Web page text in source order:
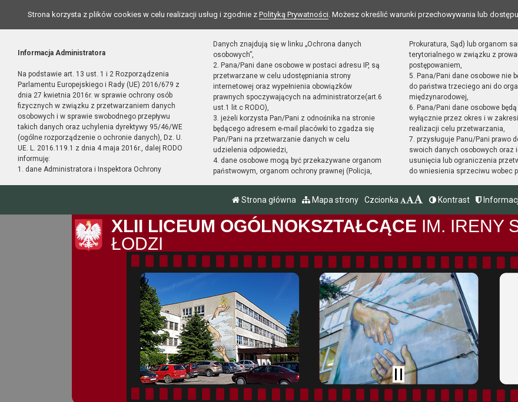
Strona korzysta z plików cookies w celu realizacji usług i zgodnie z Polityką Prywatności. Możesz określić warunki przechowywania lub
Informacja Administratora
Na podstawie art. 13 ust. 1 i 2 Rozporządzenia
Parlamentu Europejskiego i Rady (UE) 2016/679 z
dnia 27 kwietnia 2016r. w sprawie ochrony osób
fizycznych w związku z przetwarzaniem danych
osobowych i w sprawie swobodnego przepływu
takich danych oraz uchylenia dyrektywy 95/46/WE
(ogólne rozporządzenie o ochronie danych), Dz. U.
UE. L. 2016.119.1 z dnia 4 maja 2016r., dalej RODO
informuję:
1. dane Administratora i Inspektora Ochrony
Danych znajdują się w linku „Ochrona danych
osobowych”,
2. Pana/Pani dane osobowe w postaci adresu IP, są
przetwarzane w celu udostępniania strony
internetowej oraz wypełnienia obowiązków
prawnych spoczywających na administratorze(art.6
ust.1 lit.c RODO),
3. jeżeli korzysta Pan/Pani z odnośnika na stronie
będącego adresem e-mail placówki to zgadza się
Pan/Pani na przetwarzanie danych w celu
udzielenia odpowiedzi,
4. dane osobowe mogą być przekazywane organom
państwowym, organom ochrony prawnej (Policja,
Prokuratura, Sąd) lub organom
terytorialnego w związku z
postępowaniem,
5. Pana/Pani dane osobowe nie
do państwa trzeciego ani do
międzynarodowej,
6. Pana/Pani dane osobowe
wyłącznie przez okres i w
realizacji celu przetwarzania,
7. przysługuje Panu/Pani prawo
swoich danych osobowych oraz
usunięcia lub ograniczenia
do wniesienia sprzeciwu wobec
Strona główna Mapa strony Czcionka Kontrast
XLII LICEUM OGÓLNOKSZTAŁCĄCE IM. IRENY
ŁODZI